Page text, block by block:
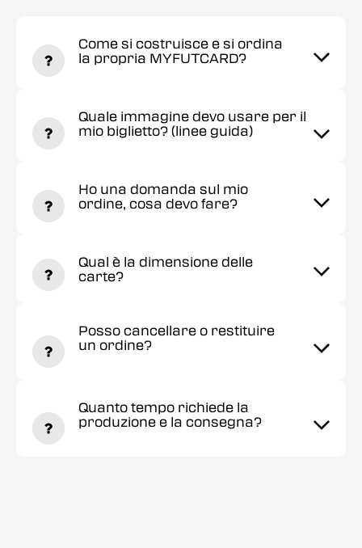
Come si costruisce e si ordina
la propria MYFUTCARD?
Quale immagine devo usare per il
mio biglietto? (linee guida)
Ho una domanda sul mio
ordine, cosa devo fare?
Qual è la dimensione delle
carte?
Posso cancellare o restituire
un ordine?
Quanto tempo richiede la
produzione e la consegna?